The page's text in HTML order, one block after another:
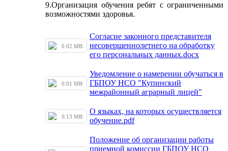
9.Организация обучения ребят с ограниченными
возможностями здоровья.
0.02 MB
Согласие законного представителя
несовершеннолетнего на обработку
его персональных данных.docx
0.01 MB
Уведомление о намерении обучаться в
ГБПОУ НСО "Купинский
межрайонный аграрный лицей"
0.13 MB
О языках, на которых осуществляется
обучение.pdf
Положение об организации работы
приемной комиссии ГБПОУ НСО